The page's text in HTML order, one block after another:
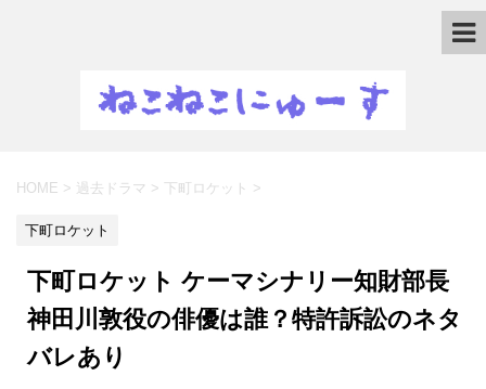
HOME > 過去ドラマ > 下町ロケット >
下町ロケット
下町ロケット ケーマシナリー知財部長
神田川敦役の俳優は誰？特許訴訟のネタ
バレあり